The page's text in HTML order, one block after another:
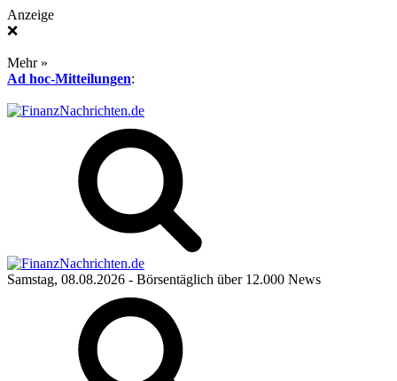
Anzeige
❌
Mehr »
Ad hoc-Mitteilungen:
Samstag, 08.08.2026 - Börsentäglich über 12.000 News